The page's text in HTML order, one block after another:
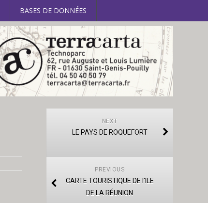
BASES DE DONNÉES
NEXT
LE PAYS DE ROQUEFORT
PREVIOUS
CARTE TOURISTIQUE DE l’ILE
DE LA RÉUNION